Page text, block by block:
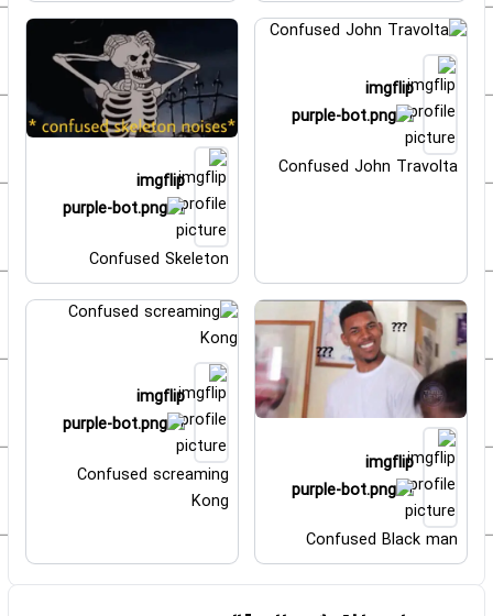
imgflip
Confused John Travolta
imgflip
Confused Skeleton
imgflip
Confused Black man
imgflip
Confused screaming
Kong